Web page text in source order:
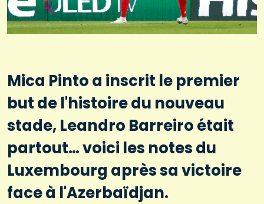
Mica Pinto a inscrit le premier
but de l'histoire du nouveau
stade, Leandro Barreiro était
partout… voici les notes du
Luxembourg après sa victoire
face à l'Azerbaïdjan.